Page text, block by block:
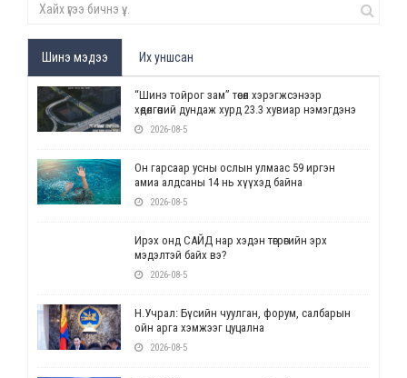
Шинэ мэдээ Их уншсан
“Шинэ тойрог зам” төсөл хэрэгжсэнээр
хөдөлгөөний дундаж хурд 23.3 хувиар нэмэгдэнэ
2026-08-5
Он гарсаар усны ослын улмаас 59 иргэн
амиа алдсаны 14 нь хүүхэд байна
2026-08-5
Ирэх онд САЙД нар хэдэн төгрөгийн эрх
мэдэлтэй байх вэ?
2026-08-5
Н.Учрал: Бүсийн чуулган, форум, салбарын
ойн арга хэмжээг цуцална
2026-08-5